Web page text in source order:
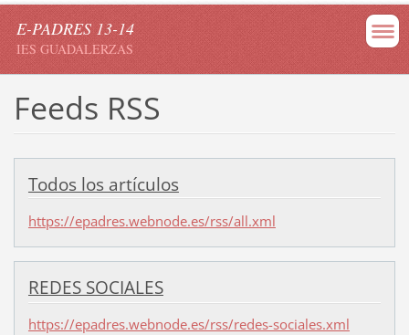
E-PADRES 13-14
IES GUADALERZAS
Feeds RSS
Todos los artículos
https://epadres.webnode.es/rss/all.xml
REDES SOCIALES
https://epadres.webnode.es/rss/redes-sociales.xml